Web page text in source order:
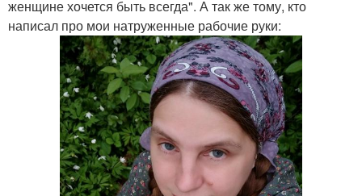
женщине хочется быть всегда". А так же тому, кто
написал про мои натруженные рабочие руки: